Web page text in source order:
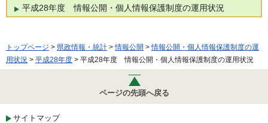
平成28年度 情報公開・個人情報保護制度の運用状況
トップページ > 県政情報・統計 >情報公開 >情報公開・個人情報保護制度の運
用状況 > 平成28年度 > 平成28年度 情報公開・個人情報保護制度の運用状況
ページの先頭へ戻る
サイトマップ